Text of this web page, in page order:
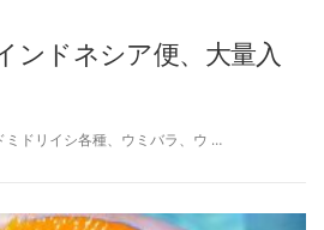
ンドネシア便、大量入
ドリイシ各種、ウミバラ、ウ …